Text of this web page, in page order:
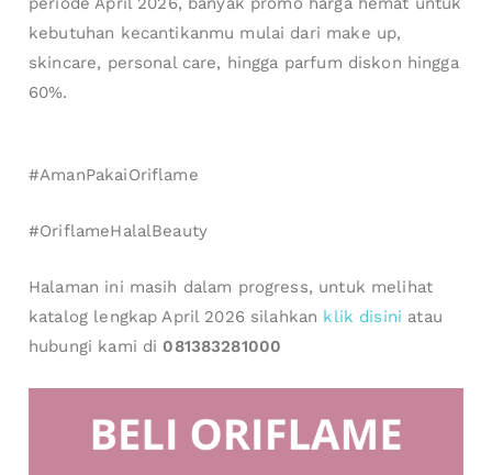
kebutuhan kecantikanmu mulai dari make up,
skincare, personal care, hingga parfum diskon hingga
60%.
#AmanPakaiOriflame
#OriflameHalalBeauty
Halaman ini masih dalam progress, untuk melihat
katalog lengkap April 2026 silahkan klik disini atau
hubungi kami di 081383281000